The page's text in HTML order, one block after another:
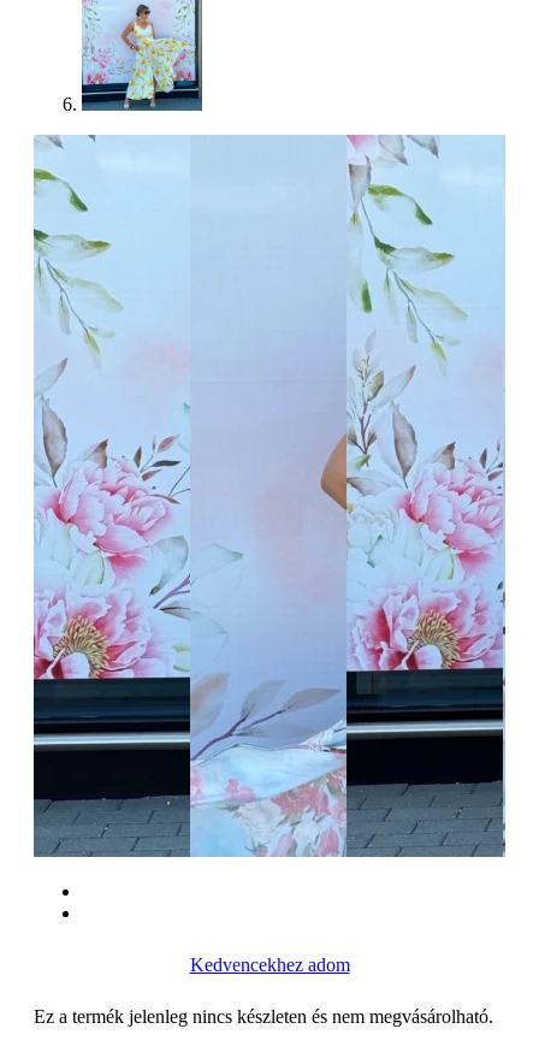
Kedvencekhez adom
Ez a termék jelenleg nincs készleten és nem megvásárolható.